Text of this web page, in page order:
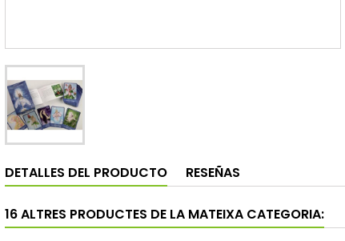
DETALLES DEL PRODUCTO RESEÑAS
16 ALTRES PRODUCTES DE LA MATEIXA CATEGORIA: